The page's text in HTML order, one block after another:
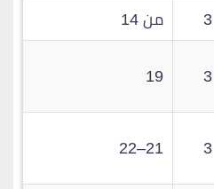
3
من 14
3
19
3
21–22